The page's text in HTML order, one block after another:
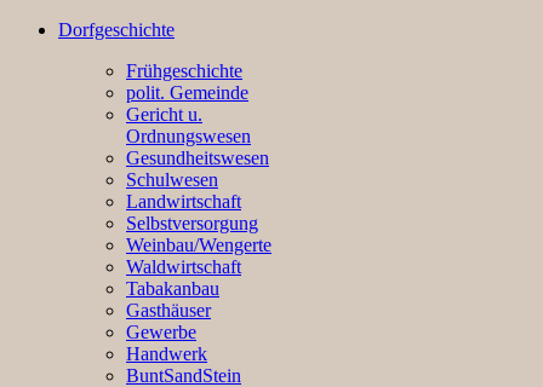
Dorfgeschichte
Frühgeschichte
polit. Gemeinde
Gericht u.
Ordnungswesen
Gesundheitswesen
Schulwesen
Landwirtschaft
Selbstversorgung
Weinbau/Wengerte
Waldwirtschaft
Tabakanbau
Gasthäuser
Gewerbe
Handwerk
BuntSandStein